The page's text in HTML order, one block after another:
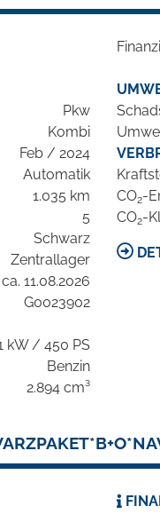
Pkw
Kombi
Feb / 2024
Automatik
1.035 km
5
Schwarz
Zentrallager
11.08.2026
G0023902
kW / 450 PS
Benzin
2.894 cm³
CO2-
CO2-